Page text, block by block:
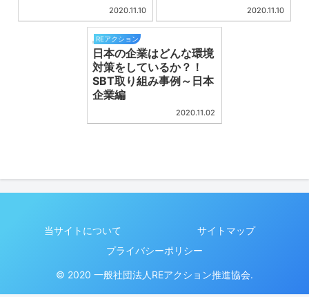
2020.11.10 2020.11.10
REアクション
日本の企業はどんな環境
対策をしているか？！
SBT取り組み事例～日本
企業編
2020.11.02
当サイトについて
サイトマップ
プライバシーポリシー
© 2020 一般社団法人REアクション推進協会.